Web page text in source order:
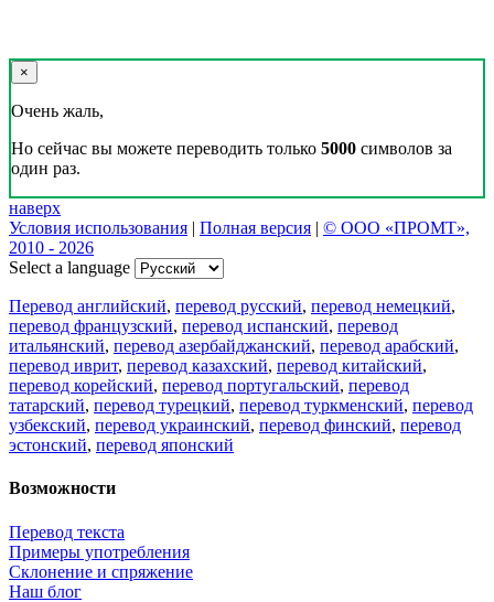
×
Очень жаль,
Но сейчас вы можете переводить только 5000 символов за
один раз.
наверх
Условия использования | Полная версия | © ООО «ПРОМТ»,
2010 - 2026
Select a language
Перевод английский, перевод русский, перевод немецкий,
перевод французский, перевод испанский, перевод
итальянский, перевод азербайджанский, перевод арабский,
перевод иврит, перевод казахский, перевод китайский,
перевод корейский, перевод португальский, перевод
татарский, перевод турецкий, перевод туркменский, перевод
узбекский, перевод украинский, перевод финский, перевод
эстонский, перевод японский
Возможности
Перевод текста
Примеры употребления
Склонение и спряжение
Наш блог